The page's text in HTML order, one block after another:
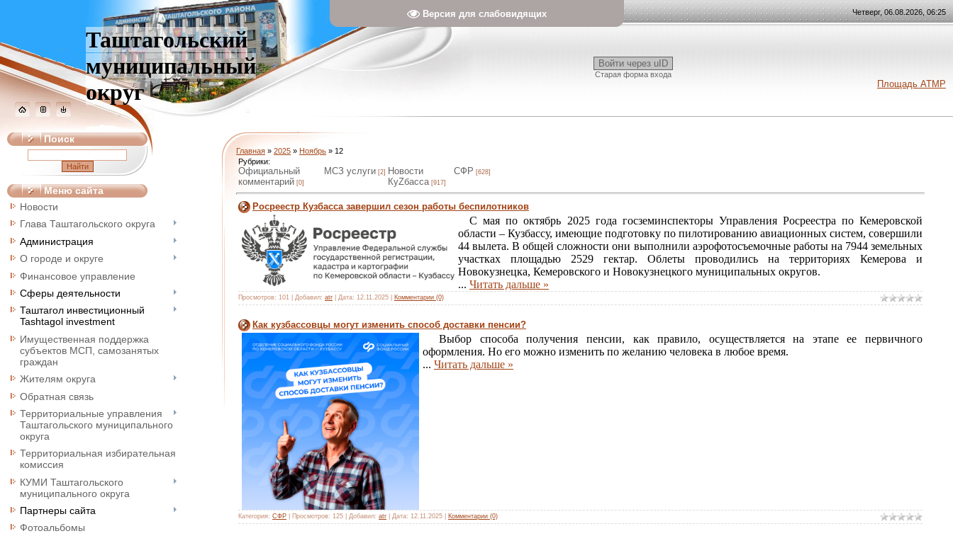
Версия для слабовидящих
Таштагольский
муниципальный
округ
Четверг, 06.08.2026, 06:25
Войти через uID
Старая форма входа
Площадь АТМР
Поиск
Меню сайта
Новости
Глава Таштагольского округа
Администрация
О городе и округе
Финансовое управление
Сферы деятельности
Таштагол инвестиционный
Tashtagol investment
Имущественная поддержка
субъектов МСП, самозанятых
граждан
Жителям округа
Обратная связь
Территориальные управления
Таштагольского муниципального
округа
Территориальная избирательная
комиссия
КУМИ Таштагольского
муниципального округа
Партнеры сайта
Фотоальбомы
Главная » 2025 » Ноябрь » 12
Рубрики:
Официальный
комментарий [0]
МСЗ услуги [2]
Новости
КуZбасса [917]
СФР [628]
Росреестр Кузбасса завершил сезон работы беспилотников
С мая по октябрь 2025 года госземинспекторы Управления Росреестра по Кемеровской
области – Кузбассу, имеющие подготовку по пилотированию авиационных систем, совершили
44 вылета. В общей сложности они выполнили аэрофотосъемочные работы на 7944 земельных
участках площадью 2529 гектар. Облеты проводились на территориях Кемерова и
Новокузнецка, Кемеровского и Новокузнецкого муниципальных округов.
... Читать дальше »
Просмотров: 101 Добавил: atr Дата: 12.11.2025 Комментарии (0)
Как кузбассовцы могут изменить способ доставки пенсии?
Выбор способа получения пенсии, как правило, осуществляется на этапе ее первичного
оформления. Но его можно изменить по желанию человека в любое время.
... Читать дальше »
Категория: СФР Просмотров: 125 Добавил: atr Дата: 12.11.2025 Комментарии (0)